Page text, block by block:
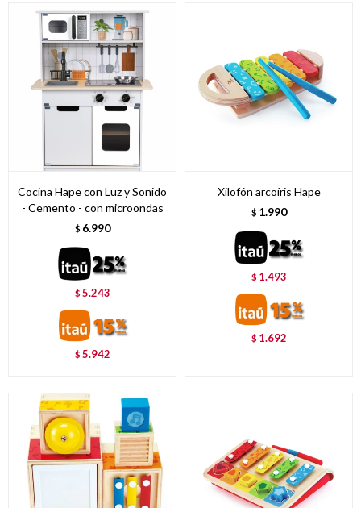
Cocina Hape con Luz y Sonido
- Cemento - con microondas
$ 6.990
$5.243
$5.942
Xilofón arcoíris Hape
$ 1.990
$ 1.493
$ 1.692